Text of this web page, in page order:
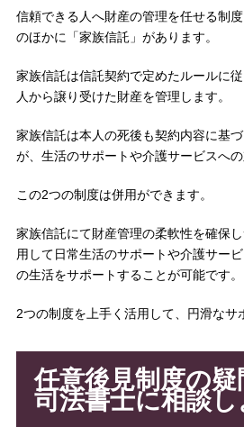
信頼できる人へ財産の管理を任せる制
のほかに「家族信託」があります。
家族信託は信託契約で定めたルールに
人から譲り受けた財産を管理します。
家族信託は本人の死後も契約内容に基
が、生活のサポートや介護サービスへの
この2つの制度は併用ができます。
家族信託にて財産管理の柔軟性を確保
用して日常生活のサポートや介護サー
の生活をサポートすることが可能です。
2つの制度を上手く活用して、円滑なサ
任意後見制度の
司法書士に相談し